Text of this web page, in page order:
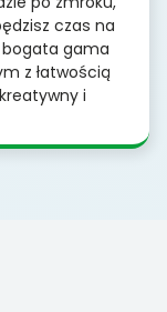
czas na
bogata gama
z łatwością
i